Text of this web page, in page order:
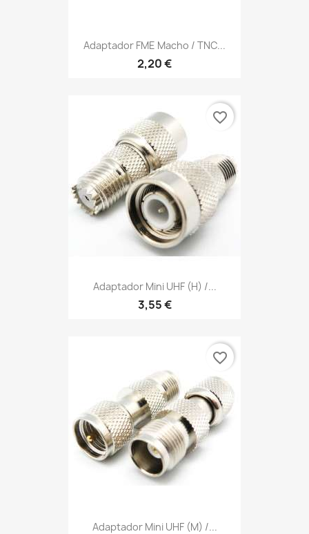
Adaptador FME Macho / TNC...
2,20 €
Adaptador Mini UHF (h) /...
3,55 €
favorite_border
Adaptador Mini UHF (m) /...
favorite_border